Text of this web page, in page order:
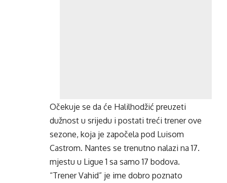
Očekuje se da će Halilhodžić preuzeti
dužnost u srijedu i postati treći trener ove
sezone, koja je započela pod Luisom
Castrom. Nantes se trenutno nalazi na 17.
mjestu u Ligue 1 sa samo 17 bodova.
“Trener Vahid” je ime dobro poznato